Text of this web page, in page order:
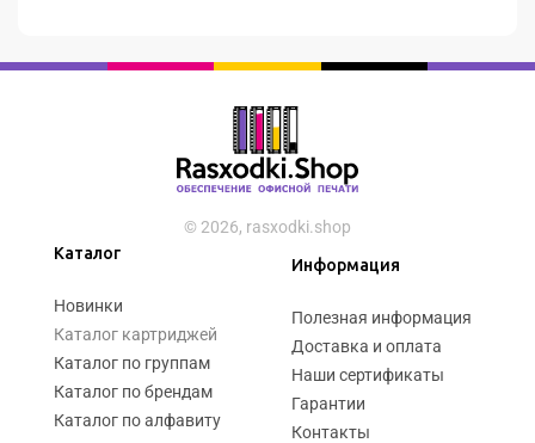
© 2026, rasxodki.shop
Каталог
Новинки
Каталог картриджей
Каталог по группам
Каталог по брендам
Каталог по алфавиту
Информация
Полезная информация
Доставка и оплата
Наши сертификаты
Гарантии
Контакты